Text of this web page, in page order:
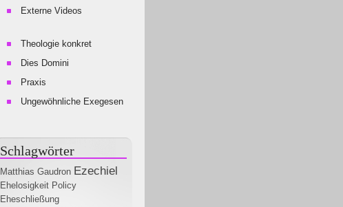
Externe Videos
Theologie konkret
Dies Domini
Praxis
Ungewöhnliche Exegesen
Schlagwörter
Matthias Gaudron Ezechiel
Ehelosigkeit Policy
Eheschließung